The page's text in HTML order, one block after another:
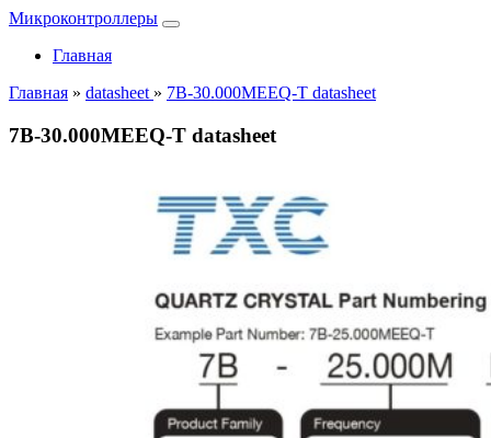
Микроконтроллеры
Главная
Главная » datasheet » 7B-30.000MEEQ-T datasheet
7B-30.000MEEQ-T datasheet